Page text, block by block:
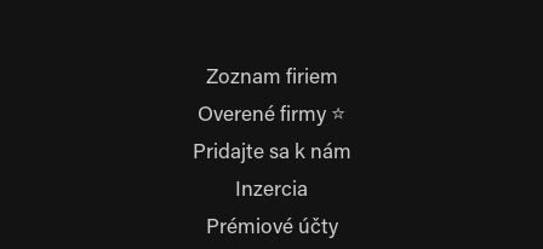
Zoznam firiem
Overené firmy ⭐
Pridajte sa k nám
Inzercia
Prémiové účty